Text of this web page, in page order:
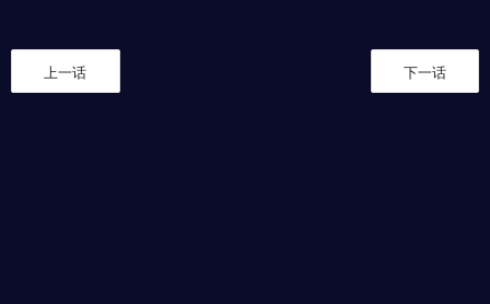
上一话 下一话